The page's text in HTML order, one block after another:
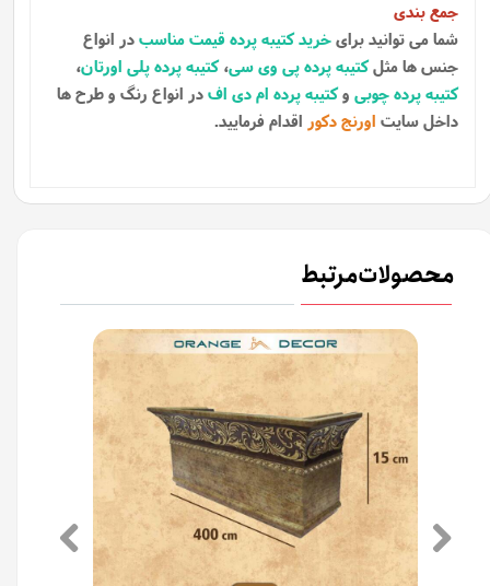
جمع بندی
شما می توانید برایخرید کتیبه پرده قیمت مناسبدر انواع
جنس ها مثلکتیبه پرده پی وی سی،کتیبه پرده پلی اورتان،
کتیبه پرده چوبی وکتیبه پرده ام دی افدر انواع رنگ و طرح ها
داخل سایت اورنج دکور اقدام فرمایید.
محصولات مرتبط